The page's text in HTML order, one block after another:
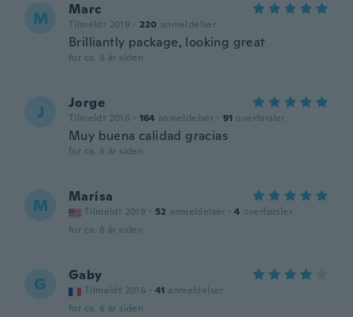
M Marc
Tilmeldt 2019 · 220 anmeldelser
Brilliantly package, looking great
for ca. 6 år siden
J Jorge
Tilmeldt 2016 · 164 anmeldelser · 91 overførsler
Muy buena calidad gracias
for ca. 6 år siden
M Marisa
Tilmeldt 2019 · 52 anmeldelser · 4 overførsler
for ca. 6 år siden
G Gaby
Tilmeldt 2016 · 41 anmeldelser
for ca. 6 år siden